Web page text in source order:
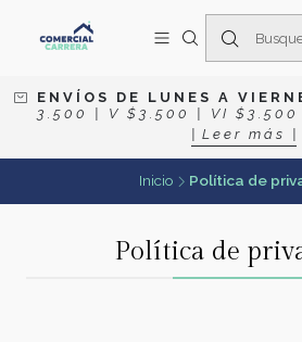
E N V Í O S D E L U N E S A V I E R N
3 . 5 0 0 | V $ 3 . 5 0 0 | V I $ 3 . 5 0 0
| L e e r m á s |
Inicio Política de
Política de